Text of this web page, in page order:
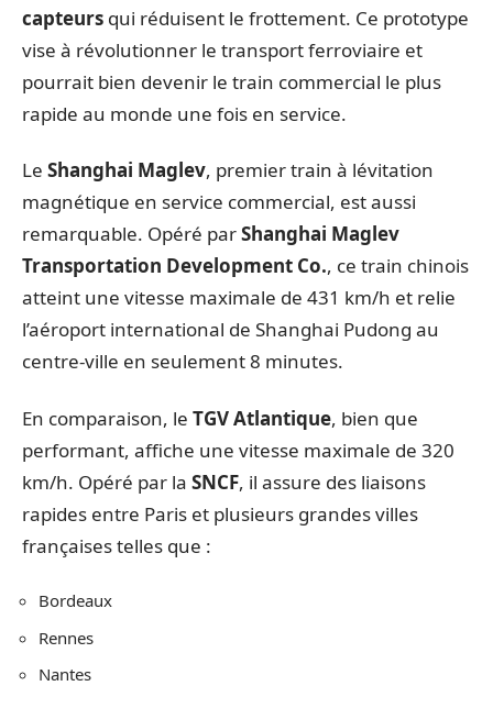
capteurs qui réduisent le frottement. Ce prototype
vise à révolutionner le transport ferroviaire et
pourrait bien devenir le train commercial le plus
rapide au monde une fois en service.
Le Shanghai Maglev, premier train à lévitation
magnétique en service commercial, est aussi
remarquable. Opéré parShanghai Maglev
Transportation Development Co., ce train chinois
atteint une vitesse maximale de 431 km/h et relie
l’aéroport international de Shanghai Pudong au
centre-ville en seulement 8 minutes.
En comparaison, le TGV Atlantique, bien que
performant, affiche une vitesse maximale de 320
km/h. Opéré par la SNCF, il assure des liaisons
rapides entre Paris et plusieurs grandes villes
françaises telles que :
Bordeaux
Rennes
Nantes